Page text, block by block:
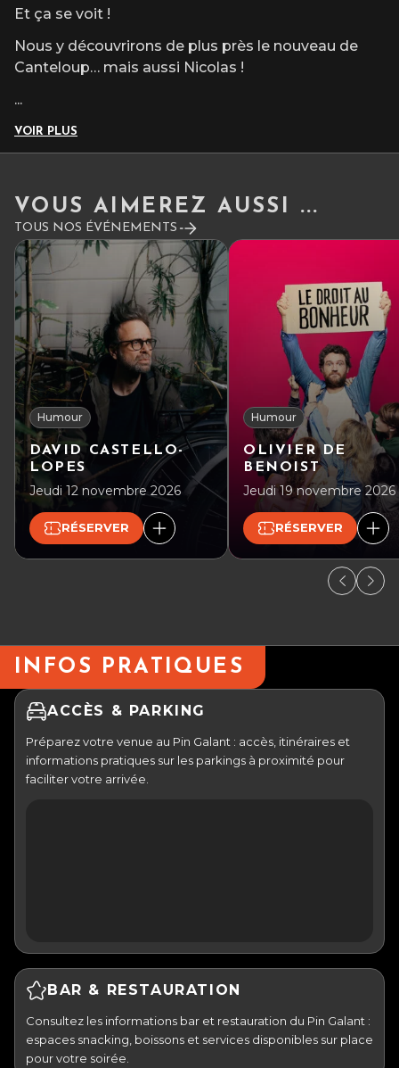
Et ça se voit !
Nous y découvrirons de plus près le nouveau de
Canteloup… mais aussi Nicolas !
...
VOIR PLUS
VOUS AIMEREZ AUSSI ...
TOUS NOS ÉVÉNEMENTS
Humour
DAVID CASTELLO-
LOPES
Jeudi 12 novembre 2026
RÉSERVER
Humour
OLIVIER DE
BENOIST
Jeudi 19 novembre 2026
RÉSERVER
INFOS PRATIQUES
ACCÈS & PARKING
Préparez votre venue au Pin Galant : accès, itinéraires et
informations pratiques sur les parkings à proximité pour
faciliter votre arrivée.
BAR & RESTAURATION
Consultez les informations bar et restauration du Pin Galant :
espaces snacking, boissons et services disponibles sur place
pour votre soirée.